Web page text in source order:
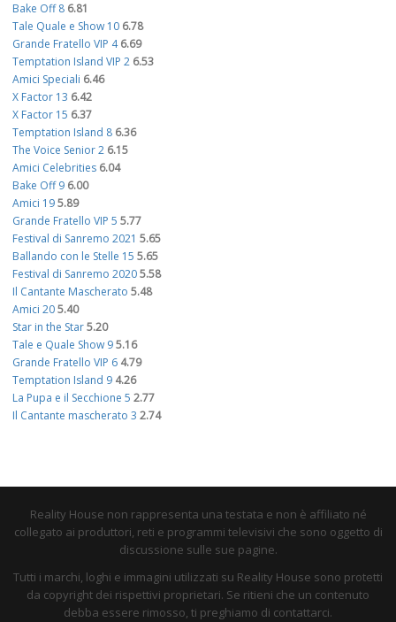
Bake Off 8 6.81
Tale Quale e Show 10 6.78
Grande Fratello VIP 4 6.69
Temptation Island VIP 2 6.53
Amici Speciali 6.46
X Factor 13 6.42
X Factor 15 6.37
Temptation Island 8 6.36
The Voice Senior 2 6.15
Amici Celebrities 6.04
Bake Off 9 6.00
Amici 195.89
Grande Fratello VIP 5 5.77
Festival di Sanremo 2021 5.65
Ballando con le Stelle 15 5.65
Festival di Sanremo 20205.58
Il Cantante Mascherato 5.48
Amici 205.40
Star in the Star5.20
Tale e Quale Show 95.16
Grande Fratello VIP 6 4.79
Temptation Island 9 4.26
La Pupa e il Secchione 5 2.77
Il Cantante mascherato 3 2.74
Reality House non rappresenta una testata e non è affiliato né
collegato ai produttori, reti e programmi televisivi che sono oggetto di
discussione sulle sue pagine.
Tutti i marchi, loghi e immagini utilizzati su Reality House sono protetti
da copyright dei rispettivi proprietari. Se ritieni che un contenuto
debba essere rimosso, ti preghiamo di contattarci.